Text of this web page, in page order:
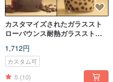
カスタマイズされたガラススト
ローバウンス耐熱ガラスストロ
ラーガラスストローバウンス
1,712円
カスタム可
5 (10)